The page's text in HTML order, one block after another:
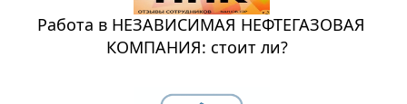
Работа в НЕЗАВИСИМАЯ НЕФТЕГАЗОВАЯ
КОМПАНИЯ: стоит ли?